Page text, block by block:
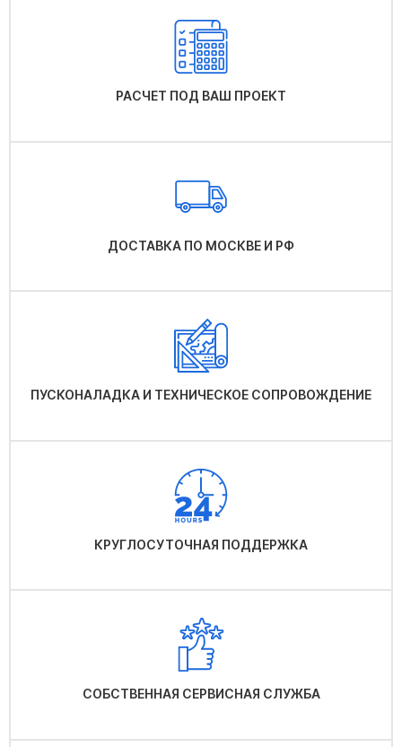
РАСЧЕТ ПОД ВАШ ПРОЕКТ
ДОСТАВКА ПО МОСКВЕ И РФ
ПУСКОНАЛАДКА И ТЕХНИЧЕСКОЕ СОПРОВОЖДЕНИЕ
КРУГЛОСУТОЧНАЯ ПОДДЕРЖКА
СОБСТВЕННАЯ СЕРВИСНАЯ СЛУЖБА